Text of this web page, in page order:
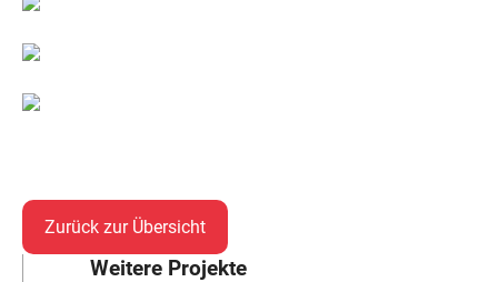
Zurück zur Übersicht
Weitere Projekte